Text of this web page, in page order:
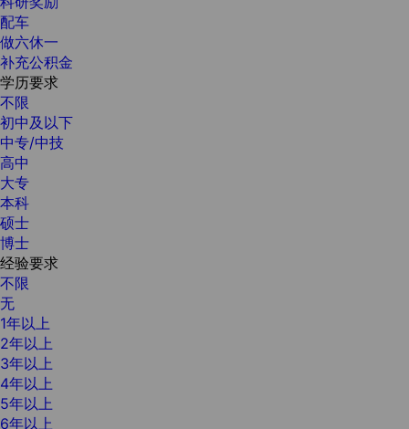
配车
做六休一
补充公积金
学历要求
不限
初中及以下
中专/中技
高中
大专
本科
硕士
博士
经验要求
不限
无
1年以上
2年以上
3年以上
4年以上
5年以上
6年以上